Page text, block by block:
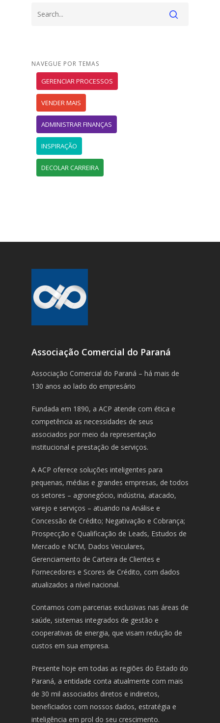
NAVEGUE POR TEMAS
GERENCIAR PROCESSOS
VENDER MAIS
ADMINISTRAR FINANÇAS
INSPIRAÇÃO
DECOLAR CARREIRA
Associação Comercial do Paraná
Associação Comercial do Paraná – há mais de
130 anos ao lado do empresário
Fundada em 1890, a ACP atende com ética e
competência as necessidades de seus
associados por meio da representação
institucional e prestação de serviços.
A ACP oferece soluções inteligentes para
pequenas, médias e grandes empresas, de todos
os setores – agronegócio, indústria, atacado,
varejo e serviços – atuando na Análise e
Concessão de Crédito; Negativação e Cobrança;
Prospecção e Qualificação de Leads, Estudos de
Mercado e NCM, Dados Veiculares,
Gerenciamento de Carteira de Clientes e
Fornecedores e Scores de Crédito, com dados
atualizados a nível nacional.
Contamos com parcerias exclusivas nas áreas de
saúde, sistemas integrados de gestão e
cooperativas de energia, que visam redução de
custos em sua empresa.
Presente hoje em todas as regiões do Estado do
Paraná, a entidade conta atualmente com mais
de 30 mil associados diretos e indiretos,
beneficiados com nossos dados, estratégia e
inteligência em prol do seu crescimento.